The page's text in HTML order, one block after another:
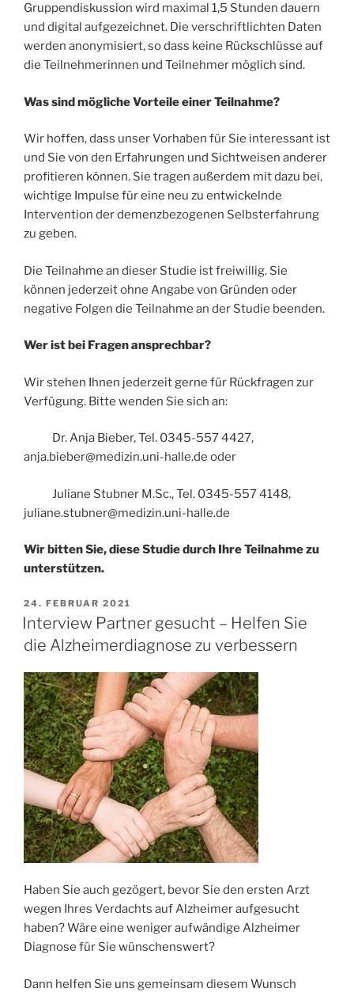
Gruppendiskussion wird maximal 1,5 Stunden dauern
und digital aufgezeichnet. Die verschriftlichten Daten
werden anonymisiert, so dass keine Rückschlüsse auf
die Teilnehmerinnen und Teilnehmer möglich sind.
Was sind mögliche Vorteile einer Teilnahme?
Wir hoffen, dass unser Vorhaben für Sie interessant ist
und Sie von den Erfahrungen und Sichtweisen anderer
profitieren können. Sie tragen außerdem mit dazu bei,
wichtige Impulse für eine neu zu entwickelnde
Intervention der demenzbezogenen Selbsterfahrung
zu geben.
Die Teilnahme an dieser Studie ist freiwillig. Sie
können jederzeit ohne Angabe von Gründen oder
negative Folgen die Teilnahme an der Studie beenden.
Wer ist bei Fragen ansprechbar?
Wir stehen Ihnen jederzeit gerne für Rückfragen zur
Verfügung. Bitte wenden Sie sich an:
Dr. Anja Bieber, Tel. 0345-557 4427,
anja.bieber@medizin.uni-halle.de oder
Juliane Stubner M.Sc., Tel. 0345-557 4148,
juliane.stubner@medizin.uni-halle.de
Wir bitten Sie, diese Studie durch Ihre Teilnahme zu
unterstützen.
VERÖFFENTLICHT
AM
24. FEBRUAR 2021
Interview Partner gesucht – Helfen Sie
die Alzheimerdiagnose zu verbessern
Haben Sie auch gezögert, bevor Sie den ersten Arzt
wegen Ihres Verdachts auf Alzheimer aufgesucht
haben? Wäre eine weniger aufwändige Alzheimer
Diagnose für Sie wünschenswert?
Dann helfen Sie uns gemeinsam diesem Wunsch